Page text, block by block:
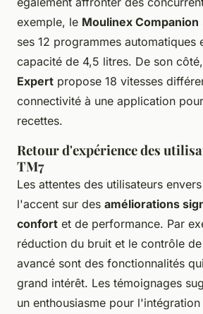
exemple, le Moulinex Companion
ses 12 programmes automatiques
capacité de 4,5 litres. De son
Expert propose 18 vitesses
connectivité à une application
recettes.
Retour d'expérience des
TM7
Les attentes des utilisateurs
l'accent sur des améliorations
confort et de performance. Par
réduction du bruit et le contrôle
avancé sont des fonctionnalités
grand intérêt. Les témoignages
un enthousiasme pour